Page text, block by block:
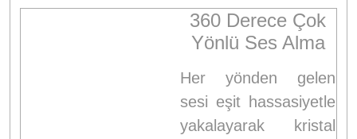
360 Derece Çok
Yönlü Ses Alma
Her yönden gelen
sesi eşit hassasiyetle
yakalayarak kristal